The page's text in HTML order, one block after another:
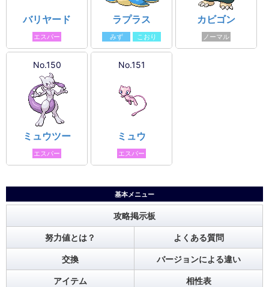
バリヤード
エスパー
ラプラス
みず こおり
カビゴン
ノーマル
No.150
ミュウツー
エスパー
No.151
ミュウ
エスパー
基本メニュー
攻略掲示板
努力値とは？ よくある質問
交換 バージョンによる違い
アイテム 相性表